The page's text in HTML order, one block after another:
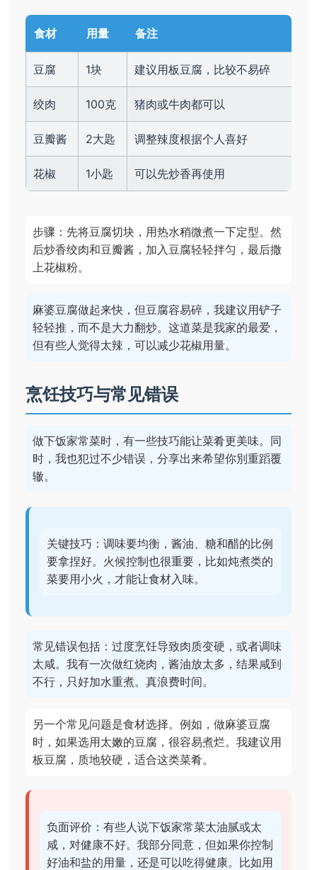
食材 用量 备注
豆腐 1块 建议用板豆腐，比较不易碎
绞肉 100克 猪肉或牛肉都可以
豆瓣酱 2大匙 调整辣度根据个人喜好
花椒 1小匙 可以先炒香再使用
步骤：先将豆腐切块，用热水稍微煮一下定型。然
后炒香绞肉和豆瓣酱，加入豆腐轻轻拌匀，最后撒
上花椒粉。
麻婆豆腐做起来快，但豆腐容易碎，我建议用铲子
轻轻推，而不是大力翻炒。这道菜是我家的最爱，
但有些人觉得太辣，可以减少花椒用量。
烹饪技巧与常见错误
做下饭家常菜时，有一些技巧能让菜肴更美味。同
时，我也犯过不少错误，分享出来希望你別重蹈覆
辙。
关键技巧：调味要均衡，酱油、糖和醋的比例
要拿捏好。火候控制也很重要，比如炖煮类的
菜要用小火，才能让食材入味。
常见错误包括：过度烹饪导致肉质变硬，或者调味
太咸。我有一次做红烧肉，酱油放太多，结果咸到
不行，只好加水重煮。真浪费时间。
另一个常见问题是食材选择。例如，做麻婆豆腐
时，如果选用太嫩的豆腐，很容易煮烂。我建议用
板豆腐，质地较硬，适合这类菜肴。
负面评价：有些人说下饭家常菜太油腻或太
咸，对健康不好。我部分同意，但如果你控制
好油和盐的用量，还是可以吃得健康。比如用